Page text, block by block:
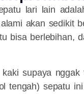
lari lain
akan sedikit
bisa berlebihan,
supaya nggak
tengah) sepatu